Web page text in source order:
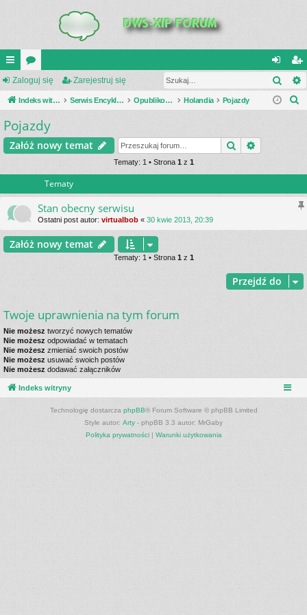
UI
C
K
_L
or
a
al
og
ar
ej
ę
Zaloguj się Zarejestruj się
Indeks witryny Serwis Encyklopedia Uzbrojenia Opublikowane zestawienia Holandia Pojazdy
j
Pojazdy
Załóż nowy temat Szukaj
Tematy: 1 • Strona 1 z 1
Tematy
Stan obecny serwisu
Ostatni post autor: virtualbob « 30 kwie 2013, 20:39
Załóż nowy temat
Tematy: 1 • Strona 1 z 1
Przejdź do
Twoje uprawnienia na tym forum
Nie możesz tworzyć nowych tematów
Nie możesz odpowiadać w tematach
Nie możesz zmieniać swoich postów
Nie możesz usuwać swoich postów
Nie możesz dodawać załączników
Indeks witryny
Technologię dostarcza phpBB® Forum Software © phpBB Limited
Style autor: Arty - phpBB 3.3 autor: MrGaby
Polityka prywatności| Warunki użytkowania